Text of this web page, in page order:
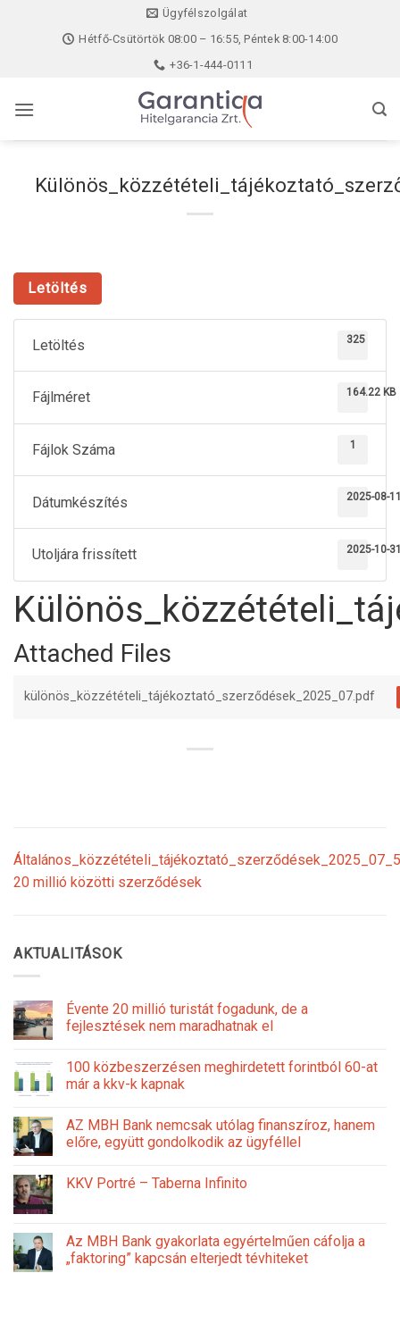
Ügyfélszolgálat
Hétfő-Csütörtök 08:00 – 16:55, Péntek 8:00-14:00
+36-1-444-0111
Letöltés
Letöltés 325
Fájlméret 164.22 KB
Fájlok Száma 1
Dátumkészítés 2025-08-
Utoljára frissített 2025-10-
Attached Files
különös_közzétételi_tájékoztató_szerződések_2025_07.pdf
20 millió közötti szerződések
AKTUALITÁSOK
Évente 20 millió turistát fogadunk, de a
fejlesztések nem maradhatnak el
100 közbeszerzésen meghirdetett forintból 60-at
már a kkv-k kapnak
AZ MBH Bank nemcsak utólag finanszíroz, hanem
előre, együtt gondolkodik az ügyféllel
KKV Portré – Taberna Infinito
Az MBH Bank gyakorlata egyértelműen cáfolja a
„faktoring” kapcsán elterjedt tévhiteket